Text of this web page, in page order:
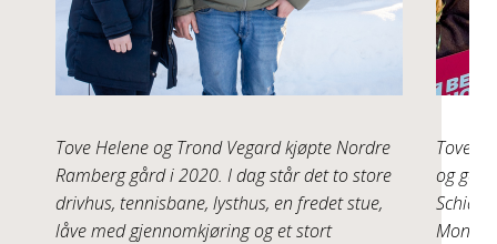
Tove Helene og Trond Vegard kjøpte Nordre
Ramberg gård i 2020. I dag står det to store
drivhus, tennisbane, lysthus, en fredet stue,
låve med gjennomkjøring og et stort
Tove
og god
Schia
Montér